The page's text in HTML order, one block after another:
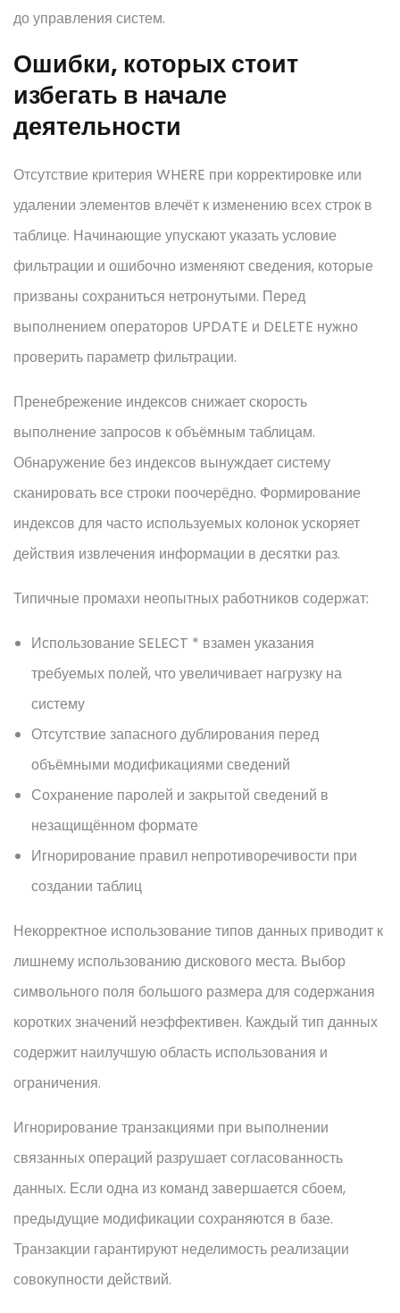
до управления систем.
Ошибки, которых стоит
избегать в начале
деятельности
Отсутствие критерия WHERE при корректировке или
удалении элементов влечёт к изменению всех строк в
таблице. Начинающие упускают указать условие
фильтрации и ошибочно изменяют сведения, которые
призваны сохраниться нетронутыми. Перед
выполнением операторов UPDATE и DELETE нужно
проверить параметр фильтрации.
Пренебрежение индексов снижает скорость
выполнение запросов к объёмным таблицам.
Обнаружение без индексов вынуждает систему
сканировать все строки поочерёдно. Формирование
индексов для часто используемых колонок ускоряет
действия извлечения информации в десятки раз.
Типичные промахи неопытных работников содержат:
Использование SELECT * взамен указания
требуемых полей, что увеличивает нагрузку на
систему
Отсутствие запасного дублирования перед
объёмными модификациями сведений
Сохранение паролей и закрытой сведений в
незащищённом формате
Игнорирование правил непротиворечивости при
создании таблиц
Некорректное использование типов данных приводит к
лишнему использованию дискового места. Выбор
символьного поля большого размера для содержания
коротких значений неэффективен. Каждый тип данных
содержит наилучшую область использования и
ограничения.
Игнорирование транзакциями при выполнении
связанных операций разрушает согласованность
данных. Если одна из команд завершается сбоем,
предыдущие модификации сохраняются в базе.
Транзакции гарантируют неделимость реализации
совокупности действий.